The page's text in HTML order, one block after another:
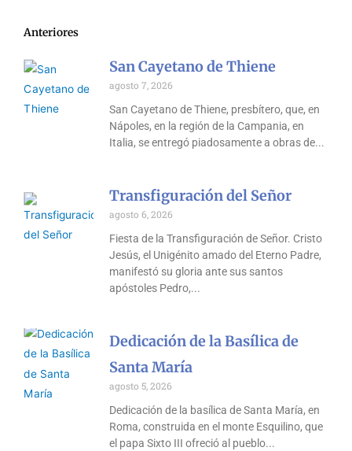
Anteriores
San Cayetano de Thiene
agosto 7, 2026
San Cayetano de Thiene, presbítero, que, en
Nápoles, en la región de la Campania, en
Italia, se entregó piadosamente a obras de
Transfiguración del Señor
agosto 6, 2026
Fiesta de la Transfiguración de Señor. Cristo
Jesús, el Unigénito amado del Eterno Padre,
manifestó su gloria ante sus santos
apóstoles Pedro,
Dedicación de la Basílica de
Santa María
agosto 5, 2026
Dedicación de la basílica de Santa María, en
Roma, construida en el monte Esquilino, que
el papa Sixto III ofreció al pueblo